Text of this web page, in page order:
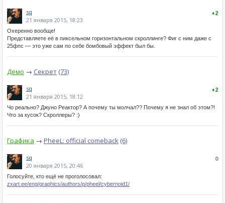
+2
sq
21 января 2015, 18:23
Охеренно вообще!
Представляете её в пиксельном горизонтальном скроллинге? Фиг с ним даже с
25фпс — это уже сам по себе бомбовый эффект был бы.
Демо → Секрет (73)
+2
sq
21 января 2015, 18:12
Чо реально? Джуно Реактор? А почему ты молчал?? Почему я не знал об этом?!
Что за кусок? Скроллеры? :)
Графика → PheeL: official comeback (6)
0
sq
20 января 2015, 20:46
Голосуйте, кто ещё не проголосовал:
zxart.ee/eng/graphics/authors/p/pheel/cybernoid1/